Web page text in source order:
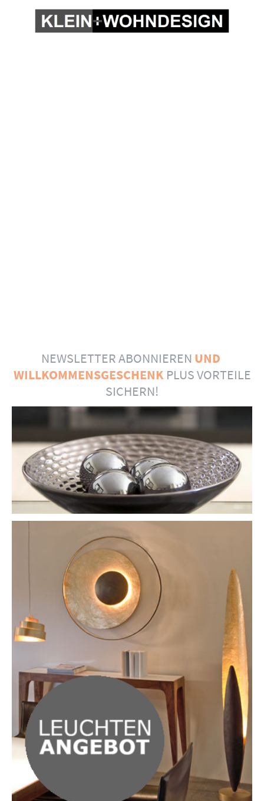
NEWSLETTER ABONNIEREN UND
WILLKOMMENSGESCHENK PLUS VORTEILE
SICHERN!